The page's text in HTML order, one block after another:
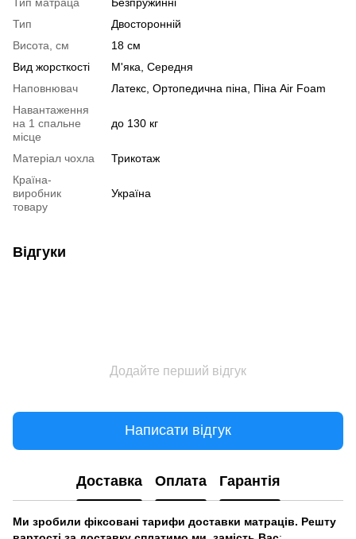
Тип
Двосторонній
Висота, см
18 см
Вид жорсткості
М'яка, Середня
Наповнювач
Латекс, Ортопедична піна, Піна Air Foam
Навантаження
на 1 спальне
місце
до 130 кг
Матеріал чохла
Трикотаж
Країна-
виробник
товару
Україна
Відгуки
Додайте перший відгук
Написати відгук
Доставка Оплата Гарантія
Ми зробили фіксовані тарифи доставки матраців. Решту